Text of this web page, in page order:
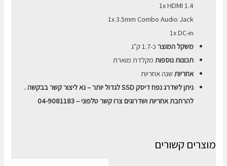
1x HDMI 1.4
1x 3.5mm Combo Audio Jack
1x DC-in
משקל המוצר כ-1.7 ק"ג
תכונות נוספות מקלדת מוארת
אחריות שנה אחריות
ניתן לשדרג נפח דיסק SSD לגדול יותר – נא ליצור קשר בבקשה .
להרחבת אחריות ושדרוגים צרו קשר טלפוני – 04-9081183
מוצרים קשורים